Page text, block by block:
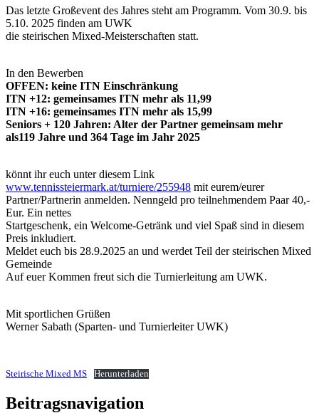
Das letzte Großevent des Jahres steht am Programm. Vom 30.9. bis
5.10. 2025 finden am UWK
die steirischen Mixed-Meisterschaften statt.
In den Bewerben
OFFEN: keine ITN Einschränkung
ITN +12: gemeinsames ITN mehr als 11,99
ITN +16: gemeinsames ITN mehr als 15,99
Seniors + 120 Jahren: Alter der Partner gemeinsam mehr
als119 Jahre und 364 Tage im Jahr 2025
könnt ihr euch unter diesem Link
www.tennissteiermark.at/turniere/255948 mit eurem/eurer
Partner/Partnerin anmelden. Nenngeld pro teilnehmendem Paar 40,-
Eur. Ein nettes
Startgeschenk, ein Welcome-Getränk und viel Spaß sind in diesem
Preis inkludiert.
Meldet euch bis 28.9.2025 an und werdet Teil der steirischen Mixed
Gemeinde
Auf euer Kommen freut sich die Turnierleitung am UWK.
Mit sportlichen Grüßen
Werner Sabath (Sparten- und Turnierleiter UWK)
Steirische Mixed MS Herunterladen
Beitragsnavigation